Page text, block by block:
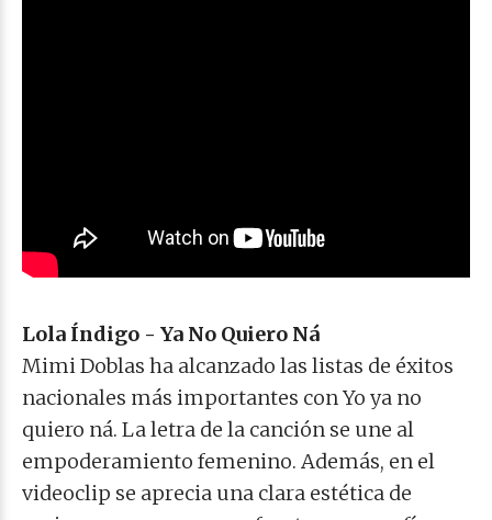
Lola Índigo - Ya No Quiero Ná
Mimi Doblas ha alcanzado las listas de éxitos
nacionales más importantes con Yo ya no
quiero ná. La letra de la canción se une al
empoderamiento femenino. Además, en el
videoclip se aprecia una clara estética de